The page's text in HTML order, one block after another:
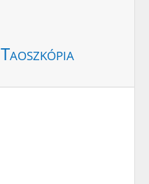
Taoszkópia